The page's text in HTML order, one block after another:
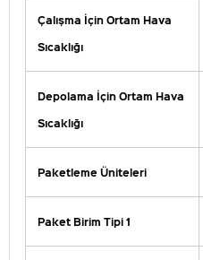
Çalışma İçin Ortam Hava
Sıcaklığı
Depolama İçin Ortam Hava
Sıcaklığı
Paketleme Üniteleri
Paket Birim Tipi 1